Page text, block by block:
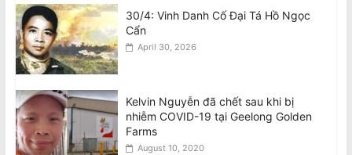
30/4: Vinh Danh Cố Đại Tá Hồ Ngọc
Cẩn
April 30, 2026
Kelvin Nguyễn đã chết sau khi bị
nhiễm COVID-19 tại Geelong Golden
Farms
August 10, 2020